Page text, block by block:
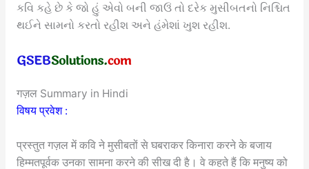
કવિ કહે છે કે જો હું એવો બની જાઉં તો દરેક મુસીબતનો નિશ્ચિત
થઈને સામનો કરતો રહીશ અને હંમેશાં ખુશ રહીશ.
गज़ल Summary in Hindi
विषय प्रवेश :
प्रस्तुत गज़ल में कवि ने मुसीबतों से घबराकर किनारा करने के बजाय
हिम्मतपूर्वक उनका सामना करने की सीख दी है। वे कहते हैं कि मनुष्य को